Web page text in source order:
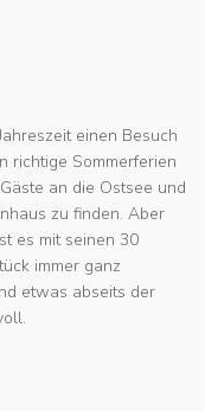
einen Besuch
richtige Sommerferien
an die Ostsee und
zu finden. Aber
es mit seinen 30
immer ganz
etwas abseits der